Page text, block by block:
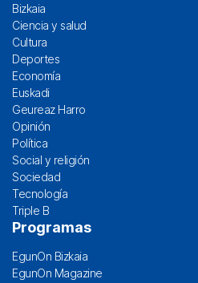
Bizkaia
Ciencia y salud
Cultura
Deportes
Economía
Euskadi
Geureaz Harro
Opinión
Política
Social y religión
Sociedad
Tecnología
Triple B
Programas
EgunOn Bizkaia
EgunOn Magazine